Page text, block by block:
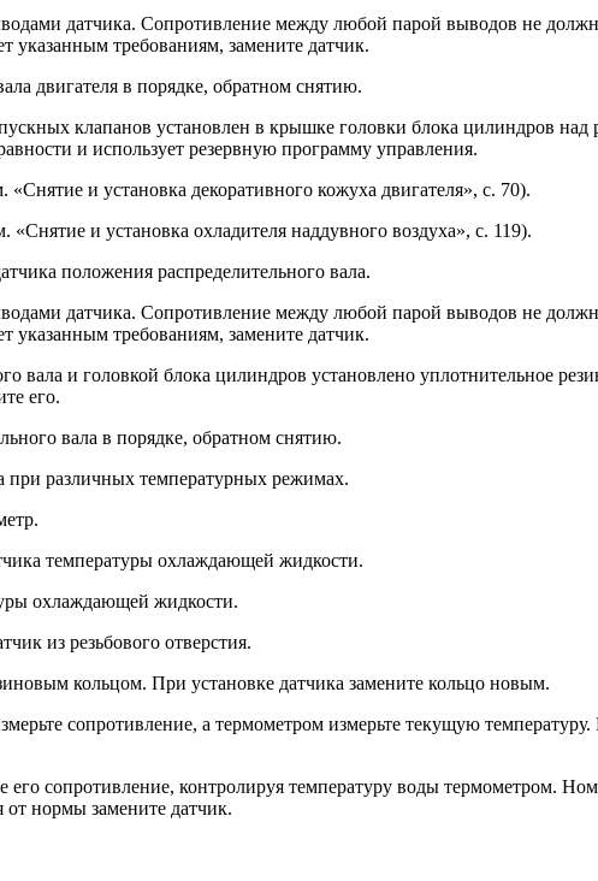
датчика. Сопротивление между любой парой выводов не
указанным требованиям, замените датчик.
двигателя в порядке, обратном снятию.
клапанов установлен в крышке головки блока цилиндров
и ис­пользует резервную программу управления.
и установка декоративного кожуха двигателя», с. 70).
и установка охладителя наддувного воздуха», с. 119).
положения распределитель­ного вала.
датчика. Сопротивление между любой парой выводов не
указанным требованиям, замените датчик.
вала и головкой блока цилиндров установлено уплотнительное
его.
вала в порядке, обратном снятию.
при различных температурных ре­жимах.
температуры охлаждающей жидкости.
охлаждающей жидкости.
из резьбового отверстия.
кольцом. При установке датчика замените кольцо новым.
сопротивление, а термо­метром измерьте текущую
его сопротивление, контролируя температуру воды термометром.
нормы замените датчик.